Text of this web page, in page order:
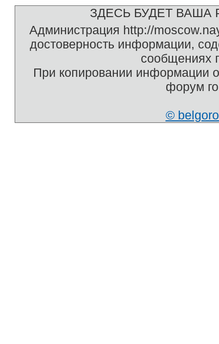
ЗДЕСЬ БУДЕТ ВАША
Администрация http://
достоверность информации,
сообщениях
При копировании информации
форум
©